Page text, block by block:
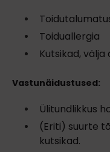
Toiduallergia
Kutsikad,
Vastunäidustused:
Ülitundlikkus
(Eriti) suurte
kutsikad.